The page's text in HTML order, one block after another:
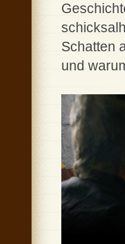
Schatten
und